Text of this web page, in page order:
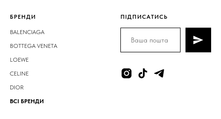
БРЕНДИ
BALENCIAGA
BOTTEGA VENETA
LOEWE
CELINE
DIOR
ВСІ БРЕНДИ
ПІДПИСАТИСЬ